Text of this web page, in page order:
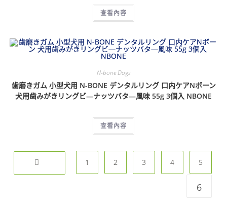
查看內容
N-bone Dogs
歯磨きガム 小型犬用 N-BONE デンタルリング 口内ケアNボーン
犬用歯みがきリングビ—ナッツバタ—風味 55g 3個入 NBONE
查看內容
1 2 3 4 5
6